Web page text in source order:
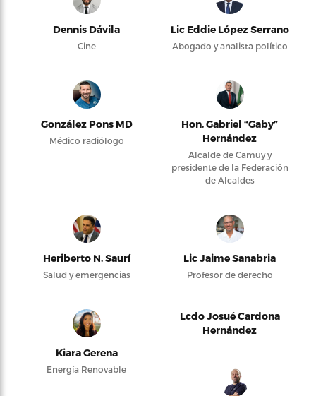
Dennis Dávila
Cine
Lic Eddie López Serrano
Abogado y analista político
González Pons MD
Médico radiólogo
Hon. Gabriel “Gaby”
Hernández
Alcalde de Camuy y
presidente de la Federación
de Alcaldes
Heriberto N. Saurí
Salud y emergencias
Lic Jaime Sanabria
Profesor de derecho
Kiara Gerena
Energía Renovable
Lcdo Josué Cardona
Hernández